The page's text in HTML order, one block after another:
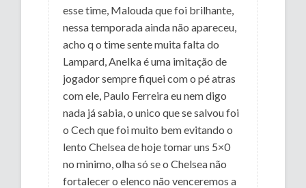
esse time, Malouda que foi brilhante,
nessa temporada ainda não apareceu,
acho q o time sente muita falta do
Lampard, Anelka é uma imitação de
jogador sempre fiquei com o pé atras
com ele, Paulo Ferreira eu nem digo
nada já sabia, o unico que se salvou foi
o Cech que foi muito bem evitando o
lento Chelsea de hoje tomar uns 5×0
no minimo, olha só se o Chelsea não
fortalecer o elenco não venceremos a